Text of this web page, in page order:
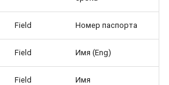
Field Номер паспорта
Field Имя (Eng)
Field Имя